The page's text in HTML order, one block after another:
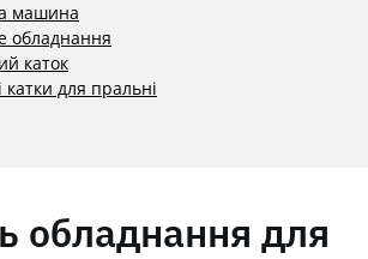
машина
обладнання
каток
катки для пральні
обладнання для